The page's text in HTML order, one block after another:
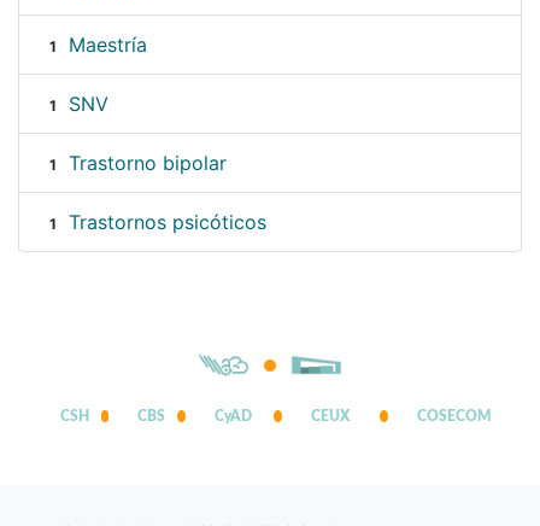
1 Maestría
1 SNV
1 Trastorno bipolar
1 Trastornos psicóticos
CSH CBS CyAD CEUX COSECOM